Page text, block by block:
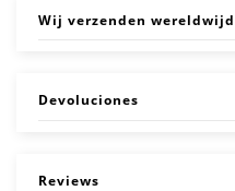
Wij verzenden wereldwijd
Devoluciones
Reviews